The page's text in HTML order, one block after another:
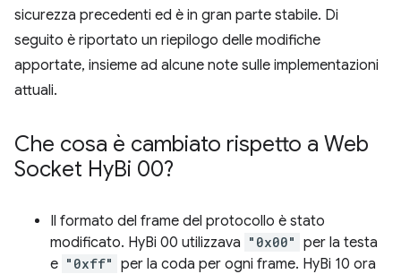
sicurezza precedenti ed è in gran parte stabile. Di
seguito è riportato un riepilogo delle modifiche
apportate, insieme ad alcune note sulle implementazioni
attuali.
Che cosa è cambiato rispetto a Web
Socket HyBi 00?
Il formato del frame del protocollo è stato
modificato. HyBi 00 utilizzava "0x00" per la testa
e "0xff" per la coda per ogni frame. HyBi 10 ora